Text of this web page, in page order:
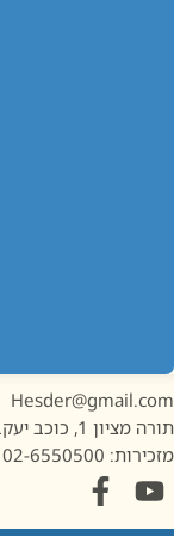
1, כוכב יעקב
02-6550500